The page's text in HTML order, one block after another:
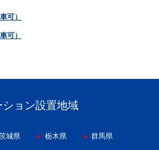
可）
可）
ション設置地域
城県 栃木県 群馬県